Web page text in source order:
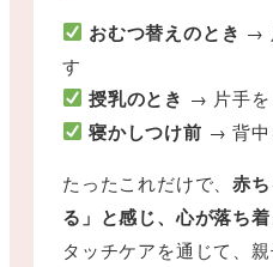
おむつ替えのとき →
す
授乳のとき → 片手を
寝かしつけ前 → 背中
たったこれだけで、赤
る」と感じ、心が落ち着
タッチケアを通じて、